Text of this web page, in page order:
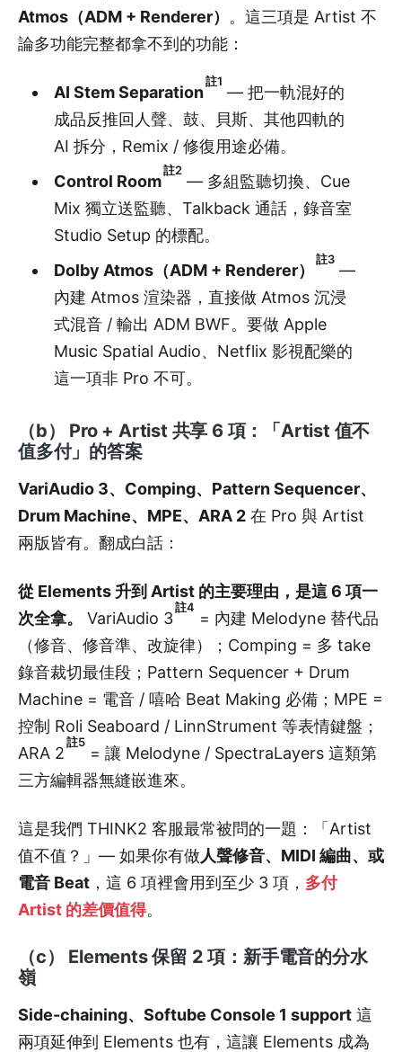
Atmos（ADM + Renderer） 。這三項是 Artist 不
論多功能完整都拿不到的功能：
AI Stem Separation
註1
— 把一軌混好的
成品反推回人聲、鼓、貝斯、其他四軌的
AI 拆分，Remix / 修復用途必備。
Control Room
註2
— 多組監聽切換、Cue
Mix 獨立送監聽、Talkback 通話，錄音室
Studio Setup 的標配。
Dolby Atmos（ADM + Renderer）
註3
—
內建 Atmos 渲染器，直接做 Atmos 沉浸
式混音 / 輸出 ADM BWF。要做 Apple
Music Spatial Audio、Netflix 影視配樂的
這一項非 Pro 不可。
（b） Pro + Artist 共享 6 項：「Artist 值不
值多付」的答案
VariAudio 3、Comping、Pattern Sequencer、
Drum Machine、MPE、ARA 2 在 Pro 與 Artist
兩版皆有。翻成白話：
從 Elements 升到 Artist 的主要理由，是這 6 項一
次全拿。
VariAudio 3
註4
= 內建 Melodyne 替代品
（修音、修音準、改旋律）；Comping = 多 take
錄音裁切最佳段；Pattern Sequencer + Drum
Machine = 電音 / 嘻哈 Beat Making 必備；MPE =
控制 Roli Seaboard / LinnStrument 等表情鍵盤；
ARA 2
註5
= 讓 Melodyne / SpectraLayers 這類第
三方編輯器無縫嵌進來。
這是我們 THINK2 客服最常被問的一題：「Artist
值不值？」— 如果你有做人聲修音、MIDI 編曲、或
電音 Beat ，這 6 項裡會用到至少 3 項， 多付
Artist 的差價值得。
（c） Elements 保留 2 項：新手電音的分水
嶺
Side-chaining、Softube Console 1 support 這
兩項延伸到 Elements 也有，這讓 Elements 成為